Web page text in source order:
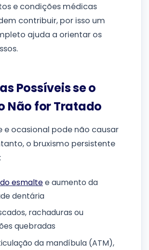
e condições médicas
contribuir, por isso um
ajuda a orientar os
Possíveis se o
Não for Tratado
e ocasional pode não causar
o bruxismo persistente
esmaltee aumento da
dentária
rachaduras ou
quebradas
da mandíbula (ATM),